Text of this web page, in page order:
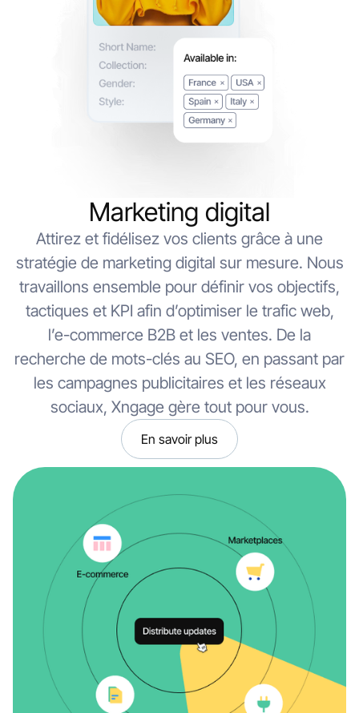
Marketing digital
Attirez et fidélisez vos clients grâce à une
stratégie de marketing digital sur mesure. Nous
travaillons ensemble pour définir vos objectifs,
tactiques et KPI afin d’optimiser le trafic web,
l’e-commerce B2B et les ventes. De la
recherche de mots-clés au SEO, en passant par
les campagnes publicitaires et les réseaux
sociaux, Xngage gère tout pour vous.
En savoir plus